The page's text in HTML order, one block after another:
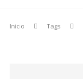
Inicio Tags